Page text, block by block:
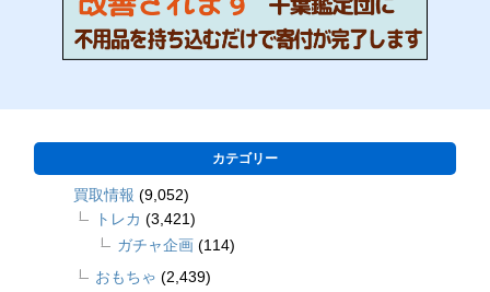
カテゴリー
買取情報 (9,052)
トレカ (3,421)
ガチャ企画 (114)
おもちゃ (2,439)